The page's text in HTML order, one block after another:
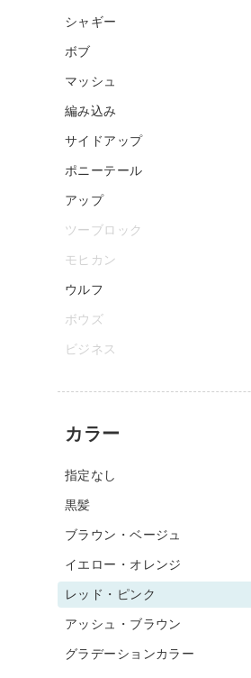
シャギー
ボブ
マッシュ
編み込み
サイドアップ
ポニーテール
アップ
ツーブロック
モヒカン
ウルフ
ボウズ
ビジネス
カラー
指定なし
黒髪
ブラウン・ベージュ
イエロー・オレンジ
レッド・ピンク
アッシュ・ブラウン
グラデーションカラー